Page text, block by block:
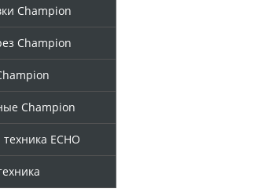
Champion
Champion
Champion
ECHO